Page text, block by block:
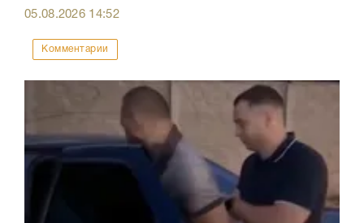
05.08.2026 14:52
Комментарии